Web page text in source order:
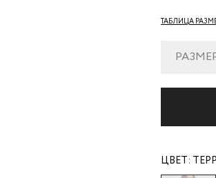
ТАБЛИЦА
ЦВЕТ: